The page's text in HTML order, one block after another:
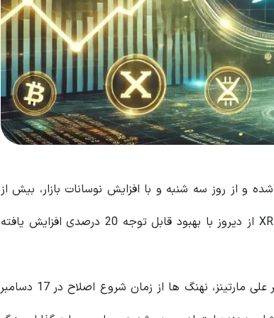
و از روز سه شنبه و با افزایش نوسانات بازار، بیش از
23 درصد ریزش داشته است. علیرغم این ریزش شدید، XRP از دیروز با بهبود قابل توجه 20 درصدی افزایش یافته
بر اساس داده های به اشتراک گذاشته شده توسط تحلیلگر علی مارتینز، نهنگ ها از زمان شروع اصلاح در 17 دسامبر